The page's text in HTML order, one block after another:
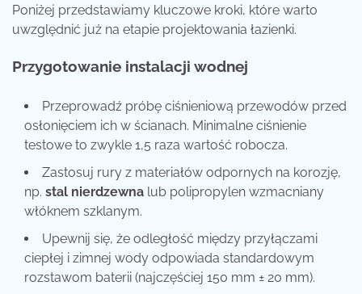
Poniżej przedstawiamy kluczowe kroki, które warto
uwzględnić już na etapie projektowania łazienki.
Przygotowanie instalacji wodnej
Przeprowadź próbę ciśnieniową przewodów przed
osłonięciem ich w ścianach. Minimalne ciśnienie
testowe to zwykle 1,5 raza wartość robocza.
Zastosuj rury z materiałów odpornych na korozję,
np. stal nierdzewna lub polipropylen wzmacniany
włóknem szklanym.
Upewnij się, że odległość między przyłączami
ciepłej i zimnej wody odpowiada standardowym
rozstawom baterii (najczęściej 150 mm ± 20 mm).